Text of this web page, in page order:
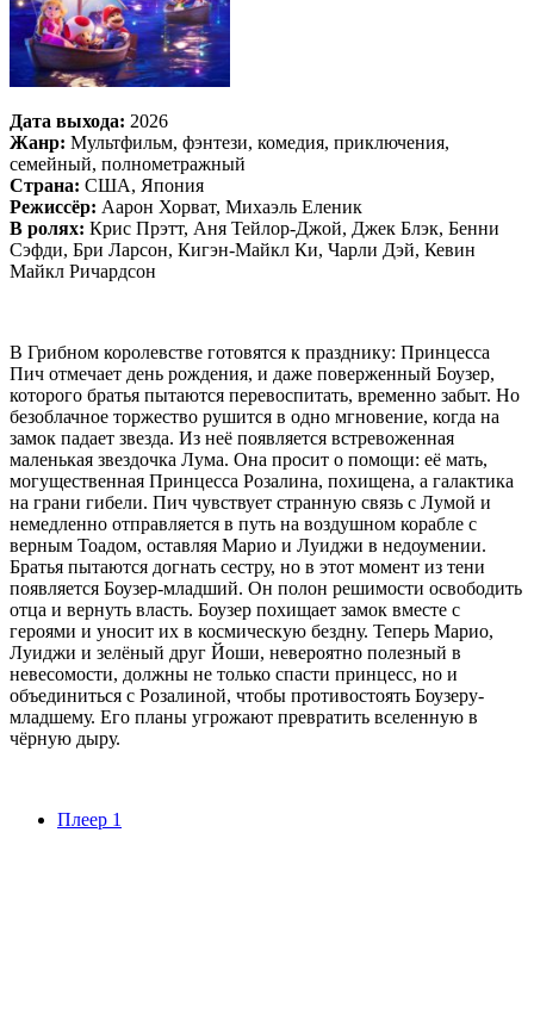
Дата выхода: 2026
Жанр: Мультфильм, фэнтези, комедия, приключения,
семейный, полнометражный
Страна: США, Япония
Режиссёр: Аарон Хорват, Михаэль Еленик
В ролях: Крис Прэтт, Аня Тейлор-Джой, Джек Блэк, Бенни
Сэфди, Бри Ларсон, Кигэн-Майкл Ки, Чарли Дэй, Кевин
Майкл Ричардсон
В Грибном королевстве готовятся к празднику: Принцесса
Пич отмечает день рождения, и даже поверженный Боузер,
которого братья пытаются перевоспитать, временно забыт. Но
безоблачное торжество рушится в одно мгновение, когда на
замок падает звезда. Из неё появляется встревоженная
маленькая звездочка Лума. Она просит о помощи: её мать,
могущественная Принцесса Розалина, похищена, а галактика
на грани гибели. Пич чувствует странную связь с Лумой и
немедленно отправляется в путь на воздушном корабле с
верным Тоадом, оставляя Марио и Луиджи в недоумении.
Братья пытаются догнать сестру, но в этот момент из тени
появляется Боузер-младший. Он полон решимости освободить
отца и вернуть власть. Боузер похищает замок вместе с
героями и уносит их в космическую бездну. Теперь Марио,
Луиджи и зелёный друг Йоши, невероятно полезный в
невесомости, должны не только спасти принцесс, но и
объединиться с Розалиной, чтобы противостоять Боузеру-
младшему. Его планы угрожают превратить вселенную в
чёрную дыру.
Плеер 1